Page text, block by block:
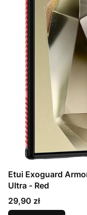
Etui Exoguard
Ultra - Red
Cena
29,90 zł